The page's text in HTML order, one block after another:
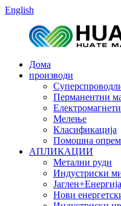
English
Дома
производи
Перманентни
Електромагнети
Мелење
Класификација
Помошна
АПЛИКАЦИИ
Метални руди
Индустриски
Нови